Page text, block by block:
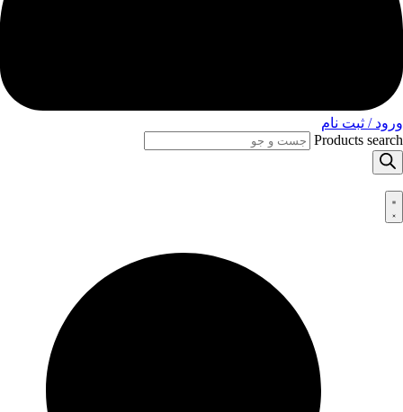
ورود / ثبت نام
Products search